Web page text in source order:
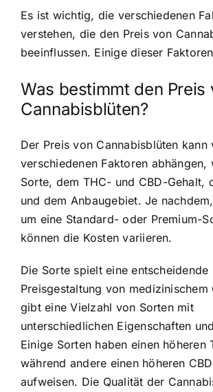
Es ist wichtig, die verschiedenen
verstehen, die den Preis von
beeinflussen. Einige dieser
Was bestimmt den Preis
Cannabisblüten?
Der Preis von Cannabisblüten kann
verschiedenen Faktoren abhängen,
Sorte, dem THC- und CBD-Gehalt,
und dem Anbaugebiet. Je
um eine Standard- oder Premium-
können die Kosten variieren.
Die Sorte spielt eine entscheidende
Preisgestaltung von medizinischem
gibt eine Vielzahl von Sorten mit
unterschiedlichen Eigenschaften
Einige Sorten haben einen höheren
während andere einen höheren
aufweisen. Die Qualität der